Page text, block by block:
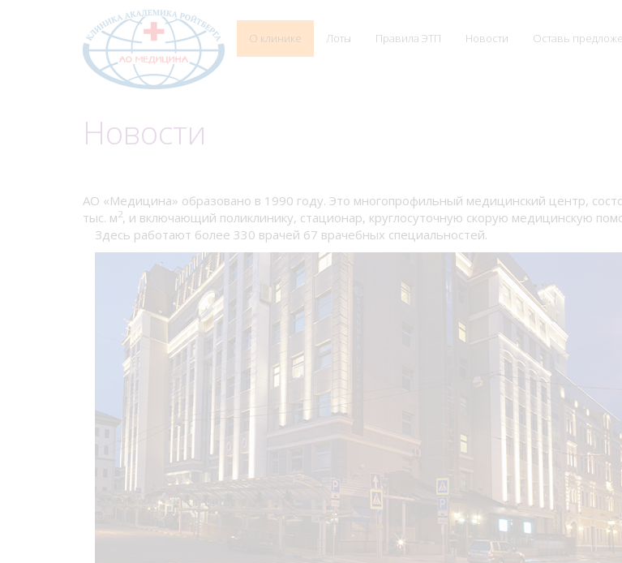
О клинике Лоты Правила ЭТП Новости Оставь
Новости
АО «Медицина» образовано в 1990 году. Это многопрофильный медицинский центр,
тыс. м2, и включающий поликлинику, стационар, круглосуточную скорую медицинскую
Здесь работают более 330 врачей 67 врачебных специальностей.